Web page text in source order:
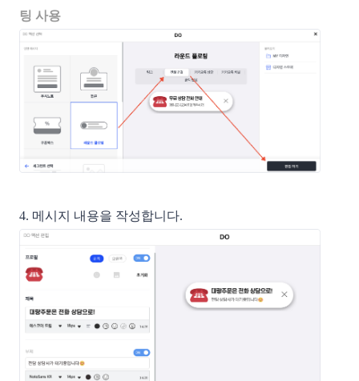
팅 사용
4. 메시지 내용을 작성합니다.